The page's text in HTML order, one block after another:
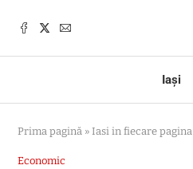
Iași
Prima pagină » Iasi in fiecare pagina
Economic